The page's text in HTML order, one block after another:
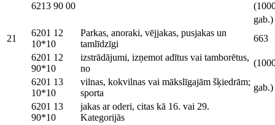
6213 90 00
gab.)
21
6201 12
10*10
Parkas, anoraki, vējjakas, pusjakas un
tamlīdzīgi
663
6201 12
90*10
izstrādājumi, izņemot adītus vai tamborētus,
no
6201 13
10*10
vilnas, kokvilnas vai mākslīgajām šķiedrām;
sporta
gab.)
6201 13
90*10
jakas ar oderi, citas kā 16. vai 29.
Kategorijās